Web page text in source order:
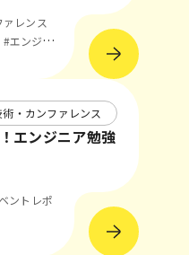
レンス
#エンジニ
術・カンファレンス
エンジニア勉強
ントレポ